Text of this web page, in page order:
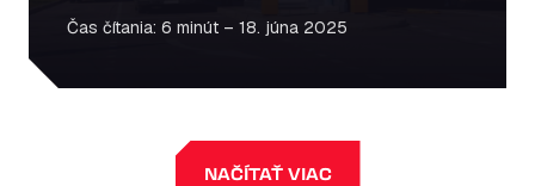
Čas čítania: 6 minút – 18. júna 2025
NAČÍTAŤ VIAC